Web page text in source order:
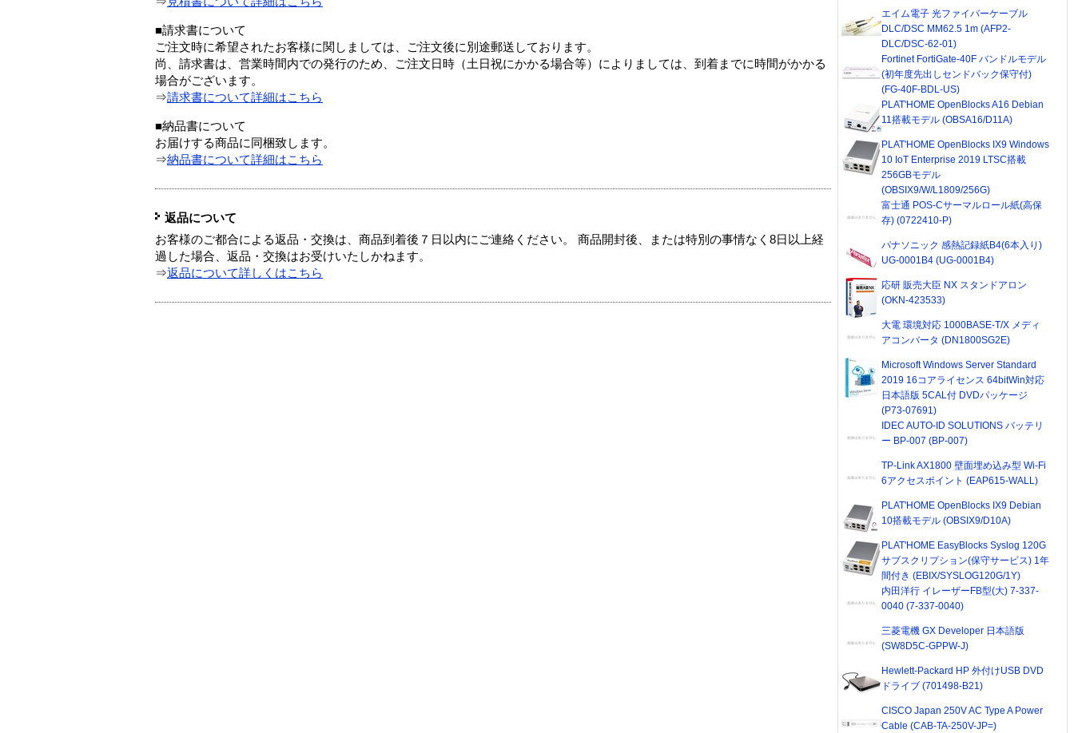
■請求書について
ご注文時に希望されたお客様に関しましては、ご注文後に別途郵送しております。
尚、請求書は、営業時間内での発行のため、ご注文日時（土日祝にかかる場合等）によりましては、到着までに時間がかかる
場合がございます。
⇒請求書について詳細はこちら
■納品書について
お届けする商品に同梱致します。
⇒納品書について詳細はこちら
返品について
お客様のご都合による返品・交換は、商品到着後７日以内にご連絡ください。 商品開封後、または特別の事情なく8日以上経
過した場合、返品・交換はお受けいたしかねます。
⇒返品について詳しくはこちら
エイム電子 光ファイバーケーブル
DLC/DSC MM62.5 1m (AFP2-
DLC/DSC-62-01)
Fortinet FortiGate-40F バンドルモデル
(初年度先出しセンドバック保守付)
(FG-40F-BDL-US)
PLAT'HOME OpenBlocks A16 Debian
11搭載モデル (OBSA16/D11A)
PLAT'HOME OpenBlocks IX9 Windows
10 IoT Enterprise 2019 LTSC搭載
256GBモデル
(OBSIX9/W/L1809/256G)
富士通 POS-Cサーマルロール紙(高保
存) (0722410-P)
パナソニック 感熱記録紙B4(6本入り)
UG-0001B4 (UG-0001B4)
応研 販売大臣 NX スタンドアロン
(OKN-423533)
大電 環境対応 1000BASE-T/X メディ
アコンバータ (DN1800SG2E)
Microsoft Windows Server Standard
2019 16コアライセンス 64bitWin対応
日本語版 5CAL付 DVDパッケージ
(P73-07691)
IDEC AUTO-ID SOLUTIONS バッテリ
ー BP-007 (BP-007)
TP-Link AX1800 壁面埋め込み型 Wi-Fi
6アクセスポイント (EAP615-WALL)
PLAT'HOME OpenBlocks IX9 Debian
10搭載モデル (OBSIX9/D10A)
PLAT'HOME EasyBlocks Syslog 120G
サブスクリプション(保守サービス) 1年
間付き (EBIX/SYSLOG120G/1Y)
内田洋行 イレーザーFB型(大) 7-337-
0040 (7-337-0040)
三菱電機 GX Developer 日本語版
(SW8D5C-GPPW-J)
Hewlett-Packard HP 外付けUSB DVD
ドライブ (701498-B21)
CISCO Japan 250V AC Type A Power
Cable (CAB-TA-250V-JP=)